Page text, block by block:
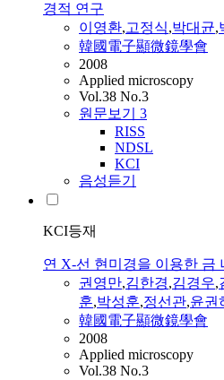
경적 연구
이영환,고정식,박대균,
韓國電子顯微鏡學會
2008
Applied microscopy
Vol.38 No.3
원문보기 3
RISS
NDSL
KCI
음성듣기
KCI등재
연 X-선 현미경을 이용한 금
권영만,김한경,김경우,
훈,박성훈,정선관,윤권
韓國電子顯微鏡學會
2008
Applied microscopy
Vol.38 No.3